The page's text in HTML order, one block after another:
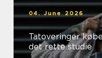
04. June 2026
Tatoveringer københavn
det rette studie